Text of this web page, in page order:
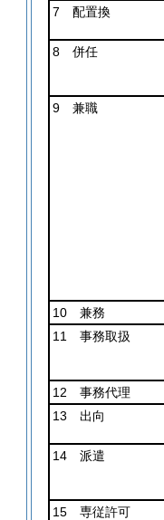
7 配置換
8 併任
9 兼職
10 兼務
11 事務取扱
12 事務代理
13 出向
14 派遣
15 専従許可